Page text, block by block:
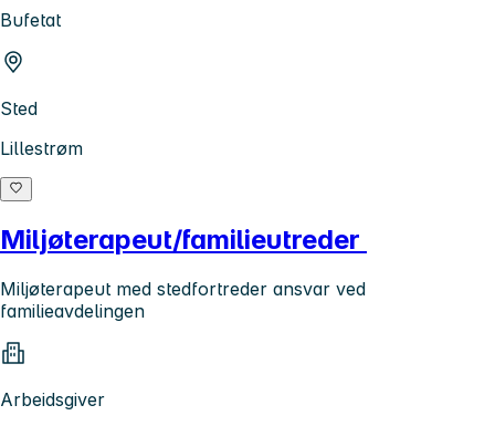
Bufetat
Sted
Lillestrøm
Miljøterapeut/familieutreder
Miljøterapeut med stedfortreder ansvar ved
familieavdelingen
Arbeidsgiver